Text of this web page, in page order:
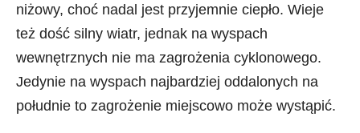
niżowy, choć nadal jest przyjemnie ciepło. Wieje
też dość silny wiatr, jednak na wyspach
wewnętrznych nie ma zagrożenia cyklonowego.
Jedynie na wyspach najbardziej oddalonych na
południe to zagrożenie miejscowo może wystąpić.